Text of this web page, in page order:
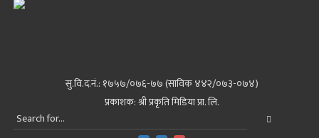
सु.वि.द.नं.: १७५७/०७६-७७ (साविक ४४२/०७३-०७४)
प्रकाशक: श्री प्रकृति मिडिया प्रा. लि.